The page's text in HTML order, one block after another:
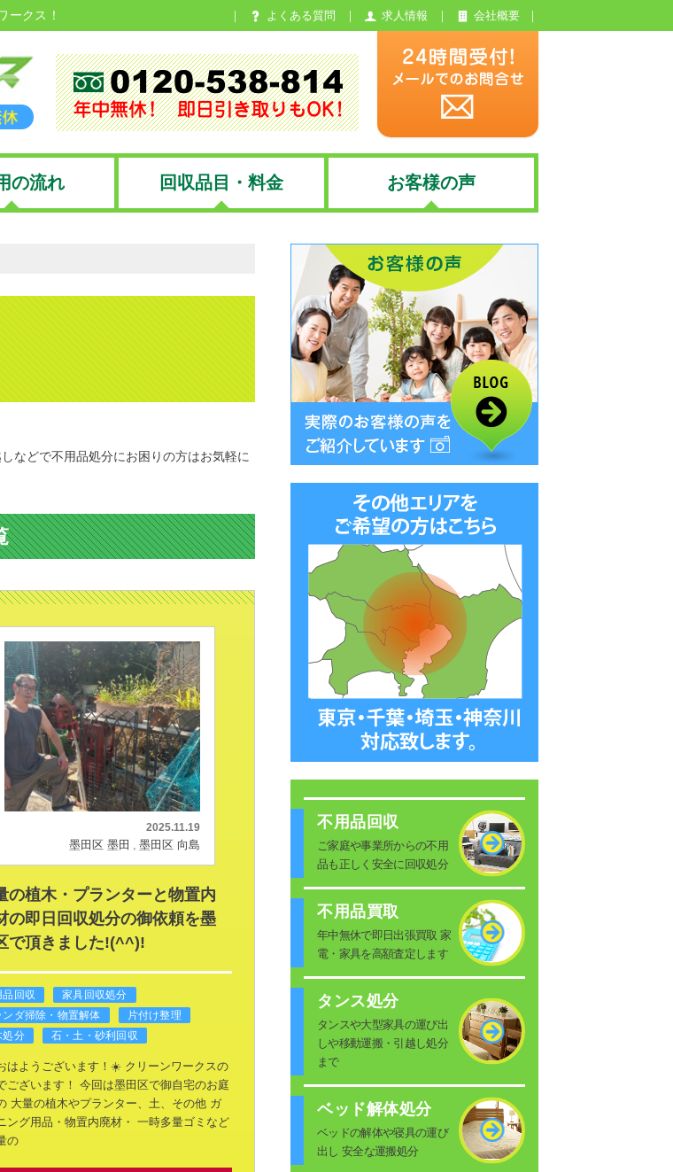
ークス！ よくある質問 求人情報 会社概要
の流れ 回収品目・料金 お客様の声
などで不用品処分にお困りの方はお気軽に
2025.11.19
墨田区 墨田 墨田区 向島
の植木・プランターと物置内
の即日回収処分の御依頼を墨
で頂きました!(^^)!
品回収
家具回収処分
ンダ掃除・物置解体
片付け整理
処分
石・土・砂利回収
はようございます！☀️ クリーンワークスの
ございます！ 今回は墨田区で御自宅のお庭
大量の植木やプランター、土、その他 ガ
ング用品・物置内廃材・
一時多量ゴミなど
の
不用品回収
ご家庭や事業所からの不用
品も正しく安全に回収処分
不用品買取
年中無休で即日出張買取 家
電・家具を高額査定します
タンス処分
タンスや大型家具の運び出
しや移動運搬・引越し処分
まで
ベッド解体処分
ベッドの解体や寝具の運び
出し 安全な運搬処分